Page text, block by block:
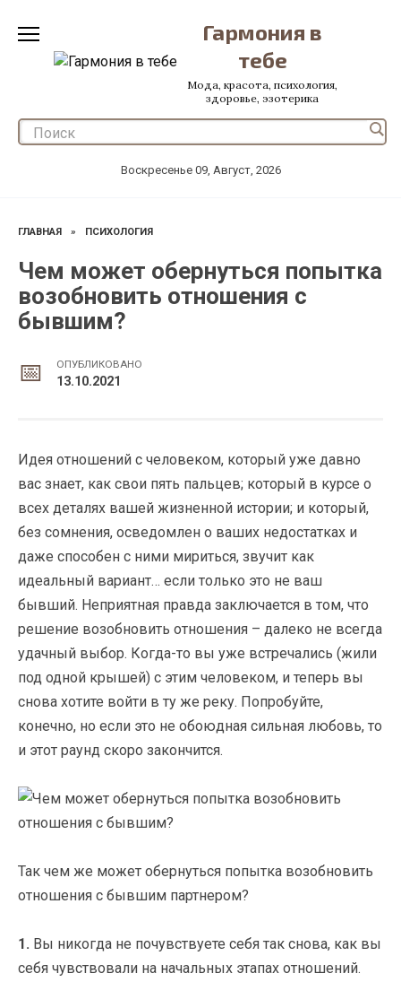
содержанию
Гармония в
тебе
Мода, красота, психология,
здоровье, эзотерика
Воскресенье 09, Август, 2026
ГЛАВНАЯ » ПСИХОЛОГИЯ
Чем может обернуться попытка
возобновить отношения с
бывшим?
ОПУБЛИКОВАНО
13.10.2021
Идея отношений с человеком, который уже давно
вас знает, как свои пять пальцев; который в курсе о
всех деталях вашей жизненной истории; и который,
без сомнения, осведомлен о ваших недостатках и
даже способен с ними мириться, звучит как
идеальный вариант… если только это не ваш
бывший. Неприятная правда заключается в том, что
решение возобновить отношения – далеко не всегда
удачный выбор. Когда-то вы уже встречались (жили
под одной крышей) с этим человеком, и теперь вы
снова хотите войти в ту же реку. Попробуйте,
конечно, но если это не обоюдная сильная любовь, то
и этот раунд скоро закончится.
Так чем же может обернуться попытка возобновить
отношения с бывшим партнером?
1. Вы никогда не почувствуете себя так снова, как вы
себя чувствовали на начальных этапах отношений.